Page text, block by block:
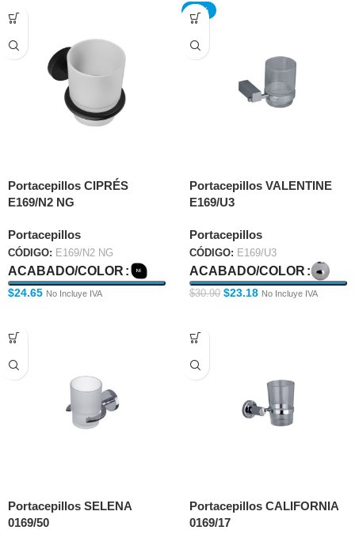
Portacepillos CIPRÉS
E169/N2 NG
Portacepillos
CÓDIGO: E169/N2 NG
ACABADO/COLOR
$24.65 No Incluye IVA
-25%
Portacepillos VALENTINE
E169/U3
Portacepillos
CÓDIGO: E169/U3
ACABADO/COLOR
$30.90 $23.18 No Incluye IVA
Portacepillos SELENA
0169/50
Portacepillos CALIFORNIA
0169/17